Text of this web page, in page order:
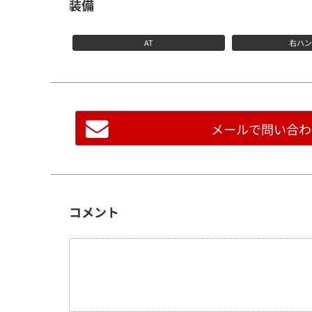
モータースポーツ
装備
AT 右ハ
メールで問い合
コメント